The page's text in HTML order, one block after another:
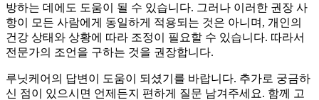
방하는 데에도 도움이 될 수 있습니다. 그러나 이러한 권장 사
항이 모든 사람에게 동일하게 적용되는 것은 아니며, 개인의
건강 상태와 상황에 따라 조정이 필요할 수 있습니다. 따라서
전문가의 조언을 구하는 것을 권장합니다.
루닛케어의 답변이 도움이 되셨기를 바랍니다. 추가로 궁금하
신 점이 있으시면 언제든지 편하게 질문 남겨주세요. 함께 고